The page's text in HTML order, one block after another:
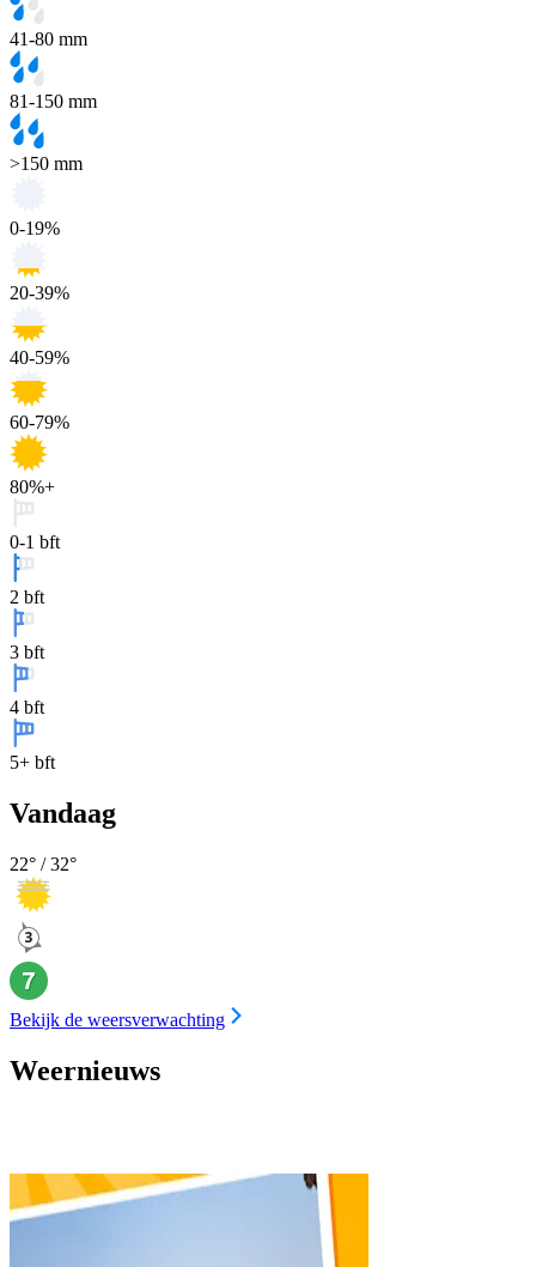
41-80 mm
81-150 mm
>150 mm
0-19%
20-39%
40-59%
60-79%
80%+
0-1 bft
2 bft
3 bft
4 bft
5+ bft
Vandaag
22° /32°
Bekijk de weersverwachting
Weernieuws